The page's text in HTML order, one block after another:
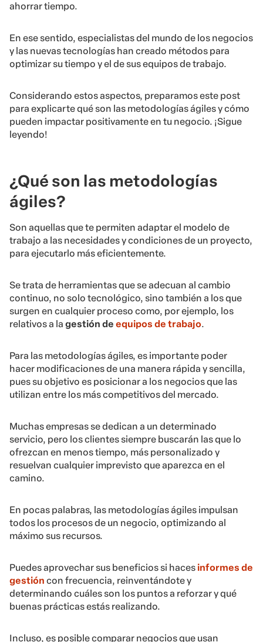
ahorrar tiempo.
En ese sentido, especialistas del mundo de los negocios
y las nuevas tecnologías han creado métodos para
optimizar su tiempo y el de sus equipos de trabajo.
Considerando estos aspectos, preparamos este post
para explicarte qué son las metodologías ágiles y cómo
pueden impactar positivamente en tu negocio. ¡Sigue
leyendo!
¿Qué son las metodologías
ágiles?
Son aquellas que te permiten adaptar el modelo de
trabajo a las necesidades y condiciones de un proyecto,
para ejecutarlo más eficientemente.
Se trata de herramientas que se adecuan al cambio
continuo, no solo tecnológico, sino también a los que
surgen en cualquier proceso como, por ejemplo, los
relativos a la gestión de equipos de trabajo.
Para las metodologías ágiles, es importante poder
hacer modificaciones de una manera rápida y sencilla,
pues su objetivo es posicionar a los negocios que las
utilizan entre los más competitivos del mercado.
Muchas empresas se dedican a un determinado
servicio, pero los clientes siempre buscarán las que lo
ofrezcan en menos tiempo, más personalizado y
resuelvan cualquier imprevisto que aparezca en el
camino.
En pocas palabras, las metodologías ágiles impulsan
todos los procesos de un negocio, optimizando al
máximo sus recursos.
Puedes aprovechar sus beneficios si haces informes de
gestión con frecuencia, reinventándote y
determinando cuáles son los puntos a reforzar y qué
buenas prácticas estás realizando.
Incluso, es posible comparar negocios que usan